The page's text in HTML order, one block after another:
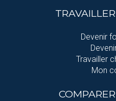
Devenir
Travailler
Mon